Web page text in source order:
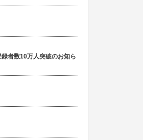
者数10万人突破のお知ら